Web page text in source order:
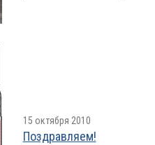
15 октября 2010
Поздравляем!